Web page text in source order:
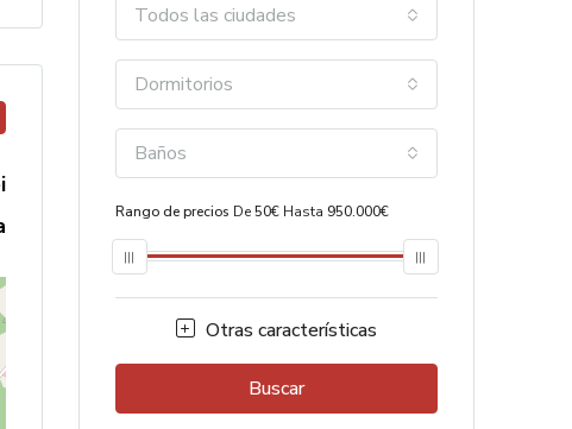
Todos las ciudades
Dormitorios
Baños
Rango de precios De50€ Hasta 950.000€
Otras características
Buscar